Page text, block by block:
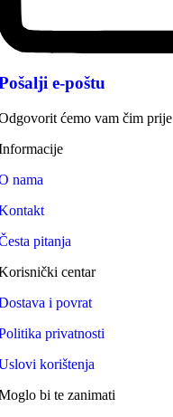
e-poštu
ćemo vam čim prije
nama
pitanja
centar
i povrat
privatnosti
korištenja
bi te zanimati